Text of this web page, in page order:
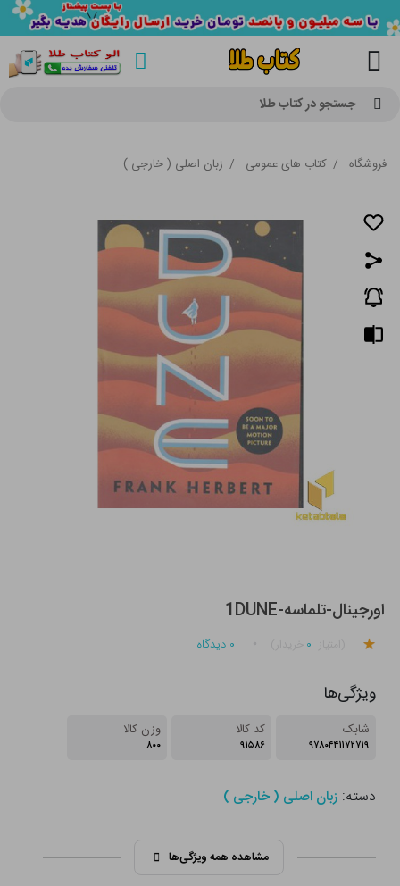
جستجو در کتاب طلا
فروشگاه / کتاب های عمومی / زبان اصلی ( خارجی )
اورجینال-تلماسه-1DUNE
. ۰ ۰ دیدگاه
ویژگی‌ها
شابک
۹۷۸۰۴۴۱۱۷۲۷۱۹
کد کالا
۹۱۵۸۶
وزن کالا
۸۰۰
دسته:زبان اصلی ( خارجی )
مشاهده همه ویژگی‌ها